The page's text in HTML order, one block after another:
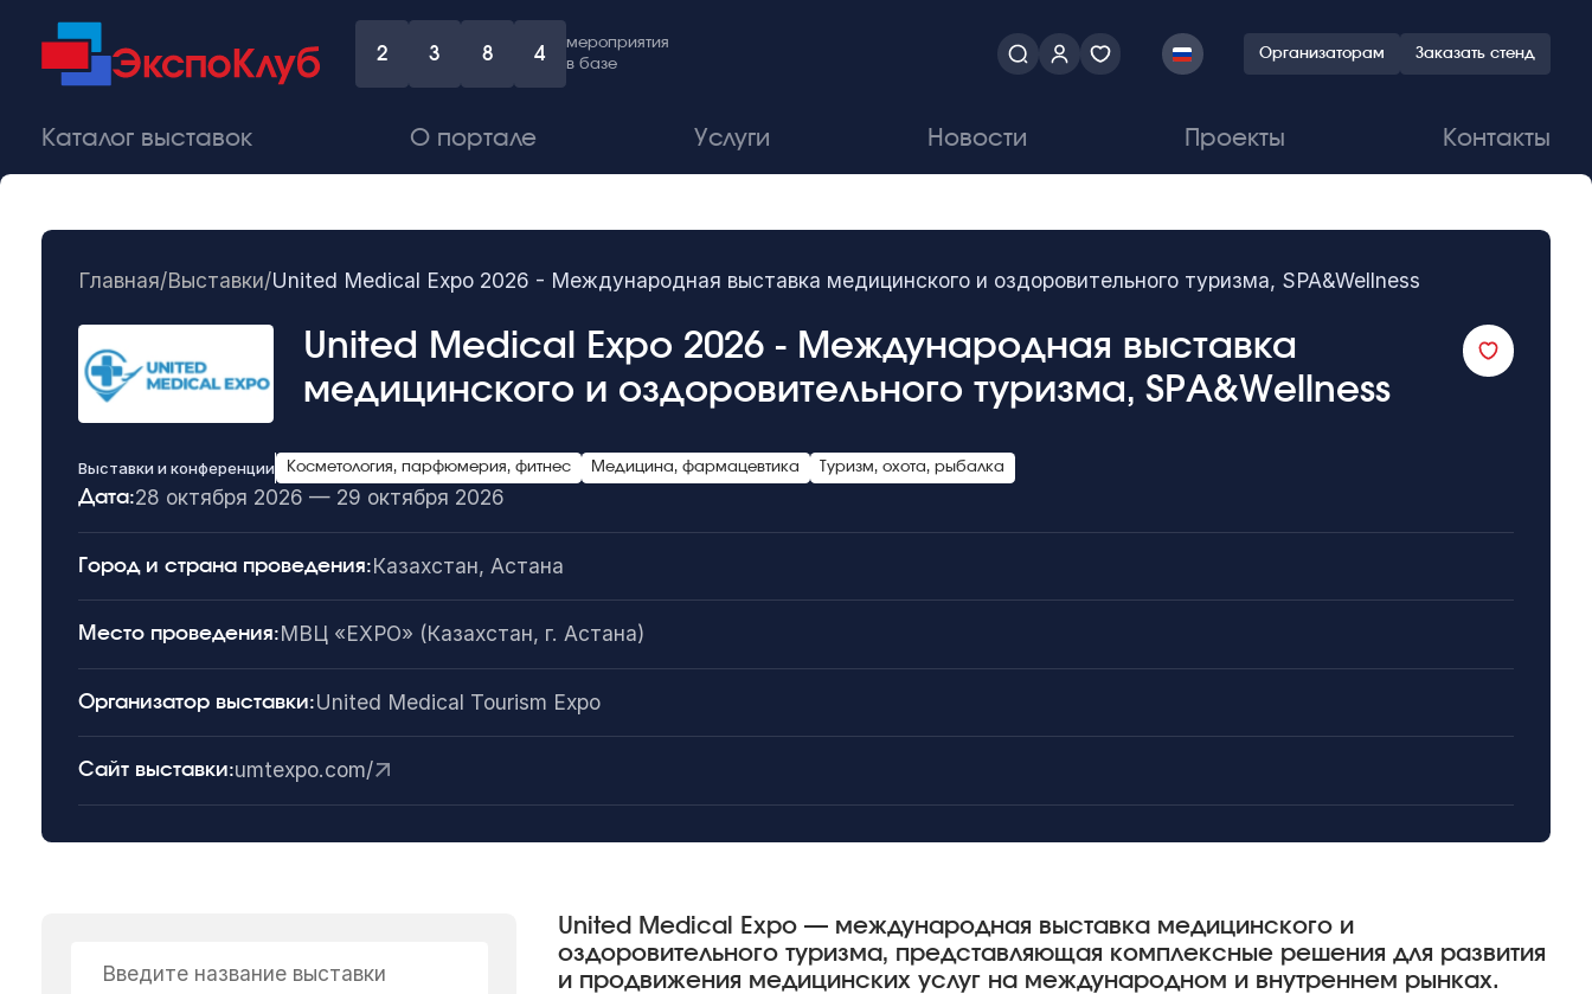
2 3 8 4
мероприятия
в базе
Организаторам Заказать стенд
Каталог выставок О портале Услуги Новости Проекты Контакты
Главная/Выставки/United Medical Expo 2026 - Международная выставка медицинского и оздоровительного туризма, SPA&Wellness
United Medical Expo 2026 - Международная выставка
медицинского и оздоровительного туризма, SPA&Wellness
Выставки и конференции Косметология, парфюмерия, фитнес Медицина, фармацевтика Туризм, охота, рыбалка
Дата:28 октября 2026 — 29 октября 2026
Город и страна проведения:Казахстан, Астана
Место проведения:МВЦ «EXPO» (Казахстан, г. Астана)
Организатор выставки:United Medical Tourism Expo
Сайт выставки:umtexpo.com/
Введите название выставки
United Medical Expo — международная выставка медицинского и
оздоровительного туризма, представляющая комплексные решения для развития
и продвижения медицинских услуг на международном и внутреннем рынках.